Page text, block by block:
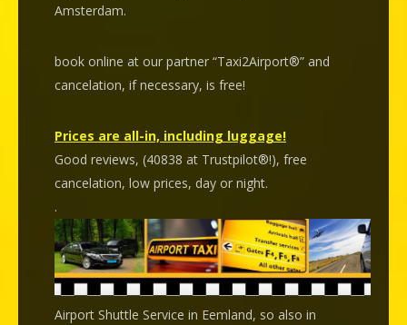
Amsterdam.
book online at our partner “Taxi2Airport®” and
cancelation, if necessary, is free!
Prices are all-in, including luggage!
Good reviews, (40838 at Trustpilot®!), free
cancelation, low prices, day or night.
.
Airport Shuttle Service in Eemland, so also in